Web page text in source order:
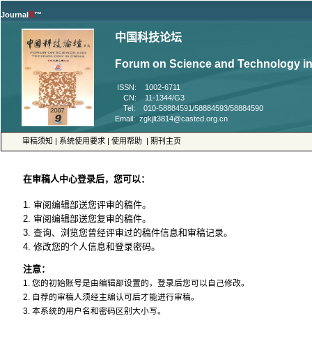
™
ISSN: 1002-6711
CN: 11-1344/G3
Tel: 010-58884591/58884593/58884590
| | |
4. 修改您的个人信息和登录密码。